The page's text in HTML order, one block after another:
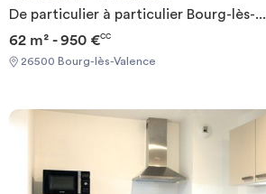
De particulier à particulier Bourg-lès-...
62 m² - 950 €CC
26500 Bourg-lès-Valence